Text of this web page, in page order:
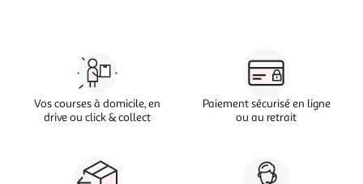
Vos courses à domicile, en
drive ou click & collect
Paiement sécurisé en ligne
ou au retrait